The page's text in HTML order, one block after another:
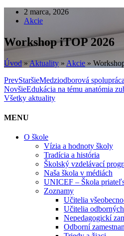
2 marca, 2026
Akcie
Workshop iTOP 2026
Úvod » Aktuality » Akcie »
PrevStaršieMedziodborová
NovšieEdukácia na tému anatómia
Všetky aktuality
MENU
O škole
Vízia a hodnoty školy
Tradícia a história
Školský vzdelávací
Naša škola v médiách
UNICEF – Škola
Zoznamy
Učitelia
Učitelia
Nepedagogickí
Odborní